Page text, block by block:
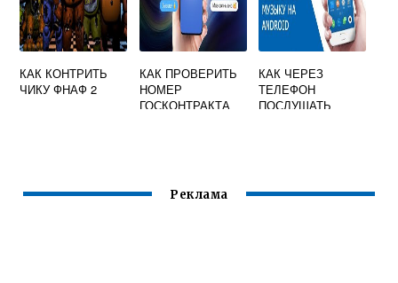
КАК КОНТРИТЬ
ЧИКУ ФНАФ 2
КАК ПРОВЕРИТЬ
НОМЕР
ГОСКОНТРАКТА
КАК ЧЕРЕЗ
ТЕЛЕФОН
ПОСЛУШАТЬ
Реклама